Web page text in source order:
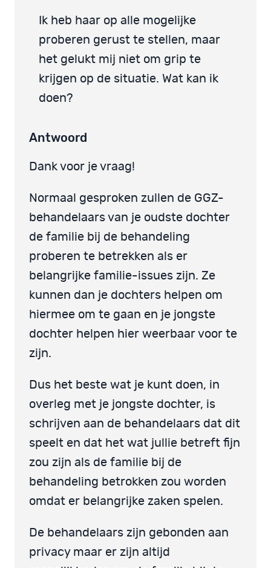
Ik heb haar op alle mogelijke
proberen gerust te stellen, maar
het gelukt mij niet om grip te
krijgen op de situatie. Wat kan ik
doen?
Antwoord
Dank voor je vraag!
Normaal gesproken zullen de GGZ-
behandelaars van je oudste dochter
de familie bij de behandeling
proberen te betrekken als er
belangrijke familie-issues zijn. Ze
kunnen dan je dochters helpen om
hiermee om te gaan en je jongste
dochter helpen hier weerbaar voor te
zijn.
Dus het beste wat je kunt doen, in
overleg met je jongste dochter, is
schrijven aan de behandelaars dat dit
speelt en dat het wat jullie betreft fijn
zou zijn als de familie bij de
behandeling betrokken zou worden
omdat er belangrijke zaken spelen.
De behandelaars zijn gebonden aan
privacy maar er zijn altijd